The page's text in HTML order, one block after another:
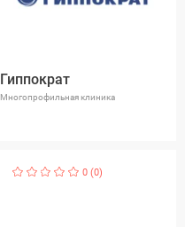
Гиппократ
Многопрофильная клиника
0 (0)